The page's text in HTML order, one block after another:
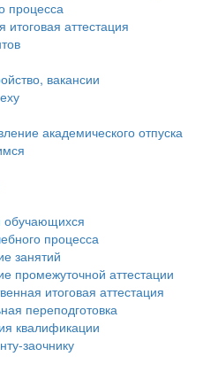
процесса
итоговая аттестация
вакансии
академического отпуска
обучающихся
процесса
занятий
промежуточной аттестации
итоговая аттестация
переподготовка
квалификации
заочнику